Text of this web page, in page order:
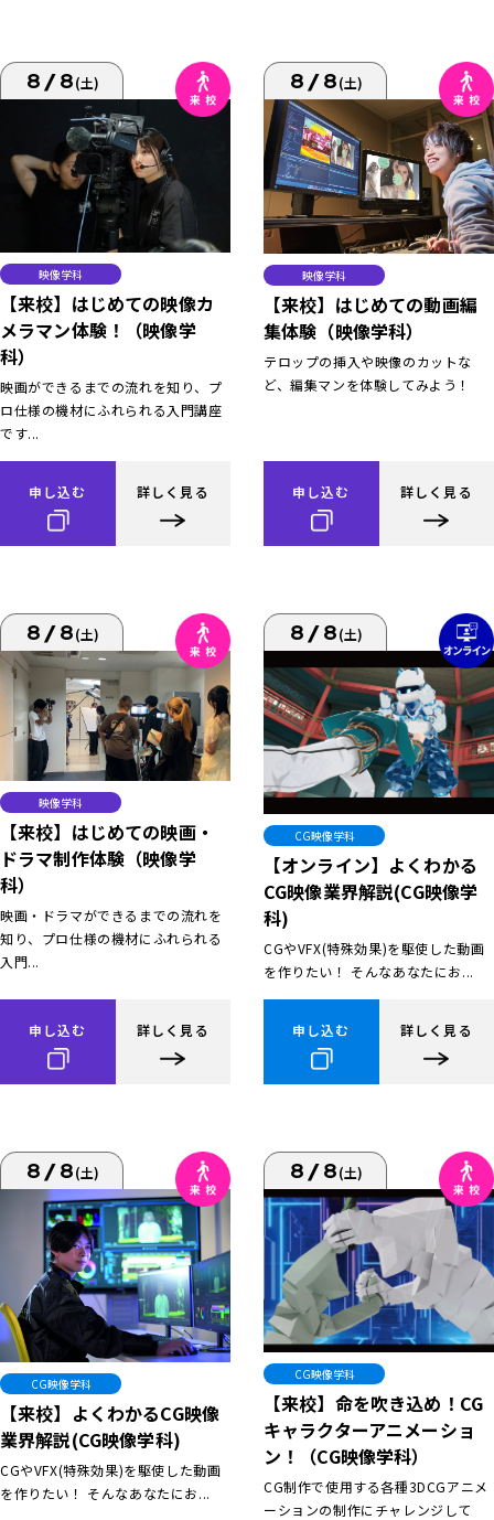
8/8(土)
映像学科
【来校】はじめての映像カ
メラマン体験！（映像学
科）
映画ができるまでの流れを知り、プ
ロ仕様の機材にふれられる入門講座
です...
申し込む 詳しく見る
8/8(土)
映像学科
【来校】はじめての動画編
集体験（映像学科）
テロップの挿入や映像のカットな
ど、編集マンを体験してみよう！
申し込む 詳しく見る
8/8(土)
映像学科
【来校】はじめての映画・
ドラマ制作体験（映像学
科）
映画・ドラマができるまでの流れを
知り、プロ仕様の機材にふれられる
入門...
申し込む 詳しく見る
8/8(土)
CG映像学科
【オンライン】よくわかる
CG映像業界解説(CG映像学
科)
CGやVFX(特殊効果)を駆使した動画
を作りたい！ そんなあなたにお...
申し込む 詳しく見る
8/8(土)
CG映像学科
【来校】よくわかるCG映像
業界解説(CG映像学科)
CGやVFX(特殊効果)を駆使した動画
を作りたい！ そんなあなたにお...
8/8(土)
CG映像学科
【来校】命を吹き込め！CG
キャラクターアニメーショ
ン！（CG映像学科）
CG制作で使用する各種3DCGアニメ
ーションの制作にチャレンジして